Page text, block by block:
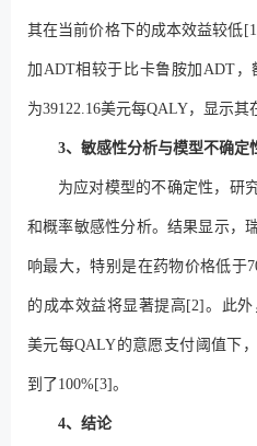
其在当前价格下的成本效益较低
加ADT相较于比卡鲁胺加ADT，
为39122.16美元每QALY，显示其
3、敏感性分析与模型不确定
为应对模型的不确定性，研
和概率敏感性分析。结果显示，
响最大，特别是在药物价格低于
的成本效益将显著提高[2]。此外
美元每QALY的意愿支付阈值下
到了100%[3]。
4、结论